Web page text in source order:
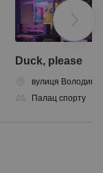
Duck, please
вулиця
Палац спорту